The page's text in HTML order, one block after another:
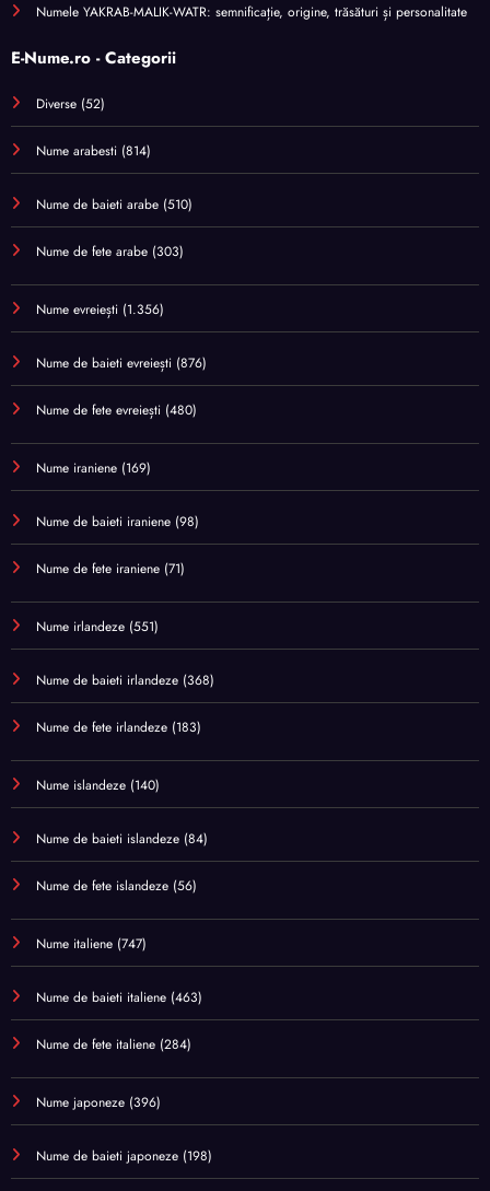
Numele YAKRAB-MALIK-WATR: semnificație, origine, trăsături și personalitate
E-Nume.ro - Categorii
Diverse (52)
Nume arabesti (814)
Nume de baieti arabe (510)
Nume de fete arabe (303)
Nume evreiești (1.356)
Nume de baieti evreiești (876)
Nume de fete evreiești (480)
Nume iraniene (169)
Nume de baieti iraniene (98)
Nume de fete iraniene (71)
Nume irlandeze (551)
Nume de baieti irlandeze (368)
Nume de fete irlandeze (183)
Nume islandeze (140)
Nume de baieti islandeze (84)
Nume de fete islandeze (56)
Nume italiene (747)
Nume de baieti italiene (463)
Nume de fete italiene (284)
Nume japoneze (396)
Nume de baieti japoneze (198)